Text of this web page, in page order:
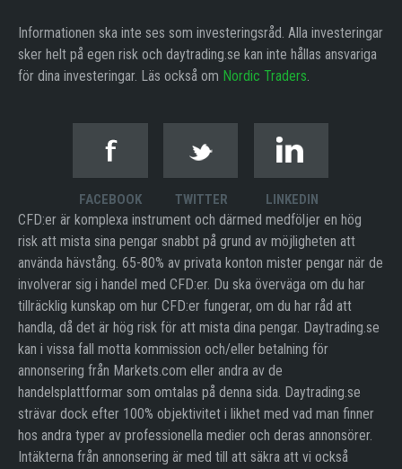
Informationen ska inte ses som investeringsråd. Alla investeringar
sker helt på egen risk och daytrading.se kan inte hållas ansvariga
för dina investeringar. Läs också om Nordic Traders.
FACEBOOK TWITTER LINKEDIN
CFD:er är komplexa instrument och därmed medföljer en hög
risk att mista sina pengar snabbt på grund av möjligheten att
använda hävstång. 65-80% av privata konton mister pengar när de
involverar sig i handel med CFD:er. Du ska överväga om du har
tillräcklig kunskap om hur CFD:er fungerar, om du har råd att
handla, då det är hög risk för att mista dina pengar. Daytrading.se
kan i vissa fall motta kommission och/eller betalning för
annonsering från Markets.com eller andra av de
handelsplattformar som omtalas på denna sida. Daytrading.se
strävar dock efter 100% objektivitet i likhet med vad man finner
hos andra typer av professionella medier och deras annonsörer.
Intäkterna från annonsering är med till att säkra att vi också